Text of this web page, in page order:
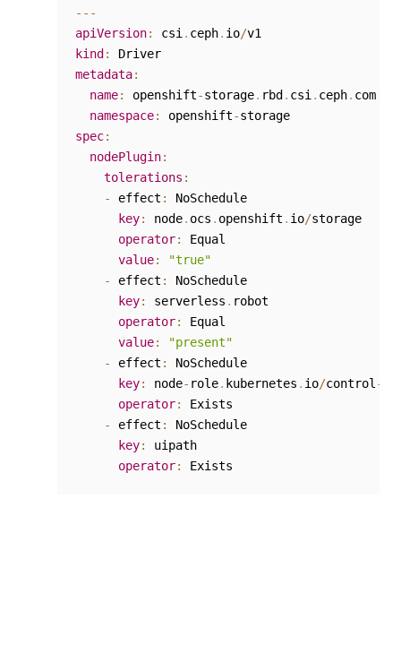
-- -
apiVersion: csi . ceph. io/
kind :
metadata:
name: openshift-storage. rbd . csi . ceph. com
namespace: openshift-
spec:
nodePlugin:
tolerations :
-
effect :
NoSchedule
key: node. ocs . openshift . io/storage
operator:
Equal
value:
"true"
-
effect :
NoSchedule
key: serverless . robot
operator:
Equal
value:
"present"
-
effect :
NoSchedule
key: node- role. kubernetes . io/control -
operator:
Exists
-
effect :
NoSchedule
key:
uipath
operator: